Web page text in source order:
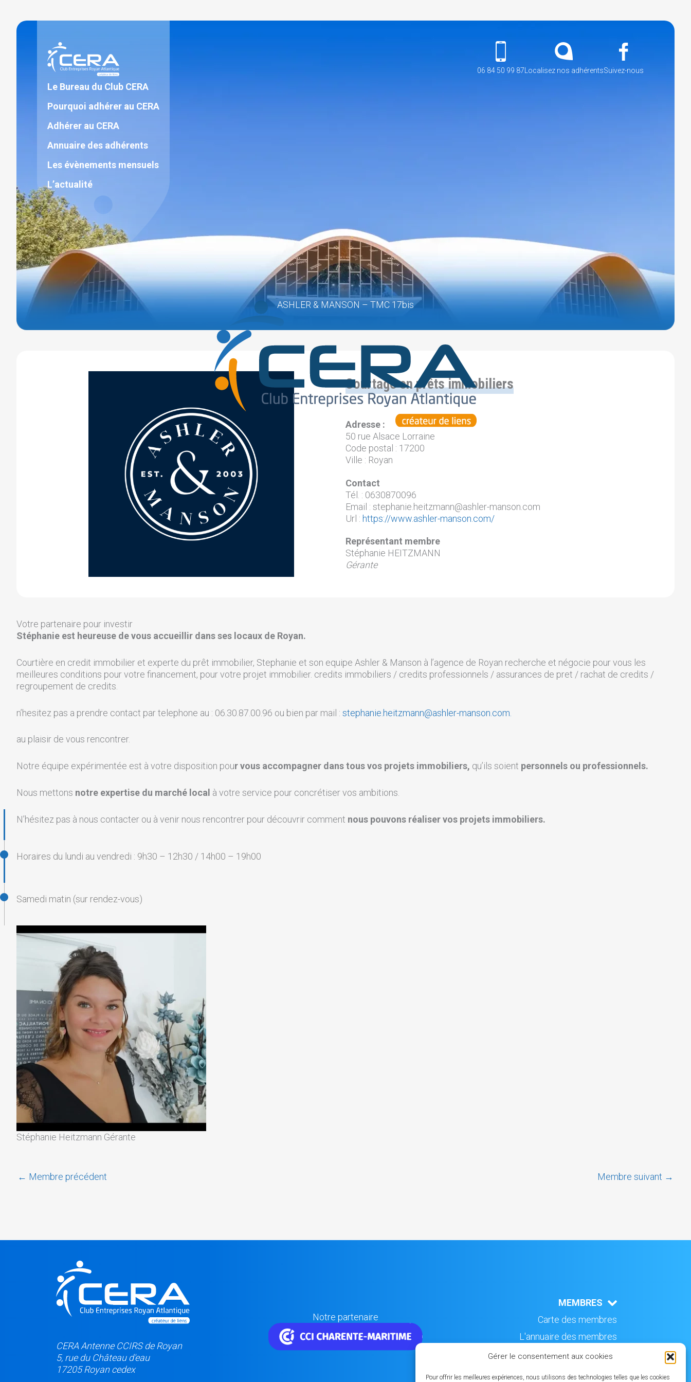
Gérer le consentement aux cookies
Pour offrir les meilleures expériences, nous utilisons des technologies telles que les cookies
contenu
06 84 50 99 87 Localisez nos adhérentsSuivez-nous
Le Bureau du Club CERA
Pourquoi adhérer au CERA
Adhérer au CERA
Annuaire des adhérents
Les évènements mensuels
L’actualité
ASHLER & MANSON – TMC 17bis
Courtage en prêts immobiliers
Adresse :
50 rue Alsace Lorraine
Code postal : 17200
Ville : Royan
Contact
Tél. : 0630870096
Email : stephanie.heitzmann@ashler-manson.com
Url : https://www.ashler-manson.com/
Représentant membre
Stéphanie HEITZMANN
Gérante
Votre partenaire pour investir
Stéphanie est heureuse de vous accueillir dans ses locaux de Royan.
Courtière en credit immobilier et experte du prêt immobilier, Stephanie et son equipe Ashler & Manson à l’agence de Royan recherche et négocie pour vous les
meilleures conditions pour votre financement, pour votre projet immobilier. credits immobiliers / credits professionnels / assurances de pret / rachat de credits /
regroupement de credits.
n’hesitez pas a prendre contact par telephone au : 06.30.87.00.96 ou bien par mail : stephanie.heitzmann@ashler-manson.com.
au plaisir de vous rencontrer.
Notre équipe expérimentée est à votre disposition pour vous accompagner dans tous vos projets immobiliers, qu’ils soient personnels ou professionnels.
Nous mettons notre expertise du marché local à votre service pour concrétiser vos ambitions.
N’hésitez pas à nous contacter ou à venir nous rencontrer pour découvrir comment nous pouvons réaliser vos projets immobiliers.
Horaires du lundi au vendredi : 9h30 – 12h30 / 14h00 – 19h00
Samedi matin (sur rendez-vous)
Stéphanie Heitzmann Gérante
← Membre précédent Membre suivant →
CERA Antenne CCIRS de Royan
5, rue du Château d'eau
17205 Royan cedex
Notre partenaire
MEMBRES
Carte des membres
L'annuaire des membres
CONTACT